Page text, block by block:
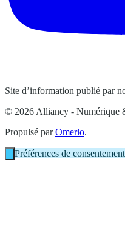
Site d’information publié par
© 2026 Alliancy - Numérique
Propulsé parOmerlo.
Préférences de consentement